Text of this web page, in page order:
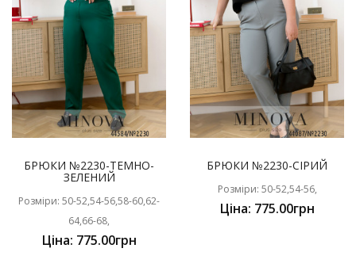
БРЮКИ №2230-ТЕМНО-
ЗЕЛЕНИЙ
Розміри: 50-52,54-56,58-60,62-
64,66-68,
Ціна: 775.00грн
БРЮКИ №2230-СІРИЙ
Розміри: 50-52,54-56,
Ціна: 775.00грн